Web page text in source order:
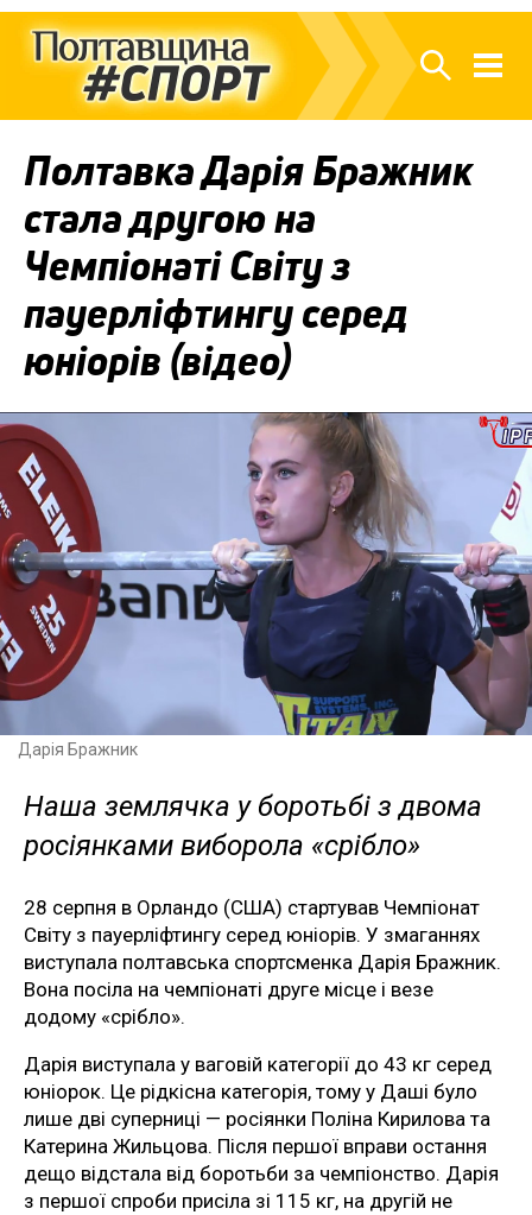
Полтавка Дарія Бражник
стала другою на
Чемпіонаті Світу з
пауерліфтингу серед
юніорів (відео)
Дарія Бражник
Наша землячка у боротьбі з двома
росіянками виборола «срібло»
28 серпня в Орландо (США) стартував Чемпіонат
Світу з пауерліфтингу серед юніорів. У змаганнях
виступала полтавська спортсменка Дарія Бражник.
Вона посіла на чемпіонаті друге місце і везе
додому «срібло».
Дарія виступала у ваговій категорії до 43 кг серед
юніорок. Це рідкісна категорія, тому у Даші було
лише дві суперниці — росіянки Поліна Кирилова та
Катерина Жильцова. Після першої вправи остання
дещо відстала від боротьби за чемпіонство. Дарія
з першої спроби присіла зі 115 кг, на другій не